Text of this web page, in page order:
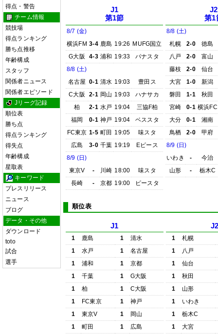
得点・警告
チーム情報
競技場
得点ランキング
勝ち点推移
年齢構成
スタッフ
関係者ニュース
関係者エピソード
Jリーグ記録
順位表
勝ち点
得点ランキング
得失点
年齢構成
星取表
キーワード
プレスリリース
ニュース
ブログ
データ・その他
ダウンロード
toto
試合
選手
J1
第1節
8/7 (金)
横浜FM 3-4 鹿島 19:26 MUFG国立
G大阪
4-3 浦和 19:33
パナスタ
8/8 (土)
名古屋 0-1 清水 19:03
豊田ス
C大阪
2-1 岡山 19:03
ハナサカ
柏
2-1 水戸 19:04
三協F柏
福岡
0-1 神戸 19:04
ベススタ
FC東京 1-5 町田 19:05
味スタ
広島
3-0 千葉 19:19
Eピース
8/9 (日)
東京V
- 川崎 18:00
味スタ
長崎
- 京都 19:00 ピースタ
J2
第1
8/8 (土)
札幌
2-0
徳島
八戸
2-0
富山
藤枝
2-0
仙台
大宮
1-0
新潟
磐田
1-1
秋田
宮崎
0-1 横浜FC
大分
0-1
湘南
鳥栖
2-0
甲府
8/9 (日)
いわき
-
今治
山形
- 栃木C
順位表
J1
1 鹿島 1
清水
1
水戸 1
名古屋
1
浦和 1
京都
1
千葉 1
G大阪
1
柏 1
C大阪
1
FC東京 1
神戸
1
東京V 1
岡山
1
町田 1
広島
1
札幌
1
八戸
1
仙台
1
秋田
1
山形
1
いわき
1
栃木C
1
大宮